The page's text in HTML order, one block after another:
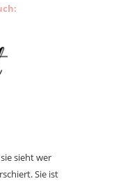
sieht wer
Sie ist